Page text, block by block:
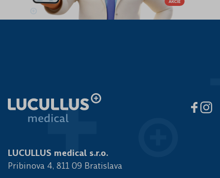
LUCULLUS medical s.r.o.
Pribinova 4, 811 09 Bratislava